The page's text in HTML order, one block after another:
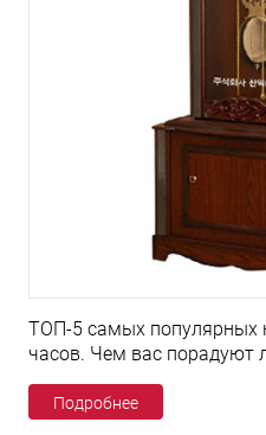
ТОП-5 самых популярных
часов. Чем вас порадуют
Подробнее